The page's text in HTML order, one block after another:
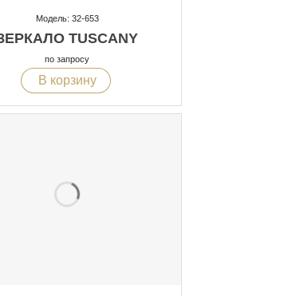
Модель: 32-653
TUSCANY
по запросу
В корзину